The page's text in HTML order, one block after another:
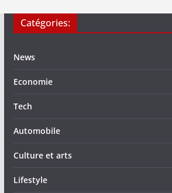
Catégories:
News
Economie
Tech
Automobile
Culture et arts
Lifestyle